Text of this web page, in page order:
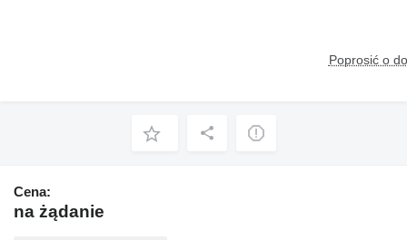
Poprosić o
Cena:
na żądanie